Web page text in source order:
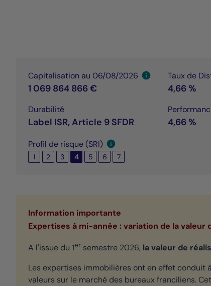
Capitalisation au 06/08/2026
1 069 864 866 €
Taux de
4,66 %
Durabilité
Label ISR, Article 9 SFDR 4,66 %
Profil de risque (SRI)
1 2 3 4 5 6 7
Information importante
Expertises à mi-année : variation de la valeur
A l'issue du 1er semestre 2026, la valeur de
Les expertises immobilières ont en effet conduit
valeurs sur le marché des bureaux franciliens.